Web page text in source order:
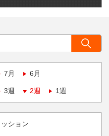
7月 6月
3週 2週 1週
ション